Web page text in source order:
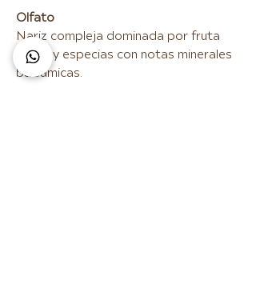
Olfato
Nariz compleja dominada por fruta
negra y especias con notas minerales
balsámicas.